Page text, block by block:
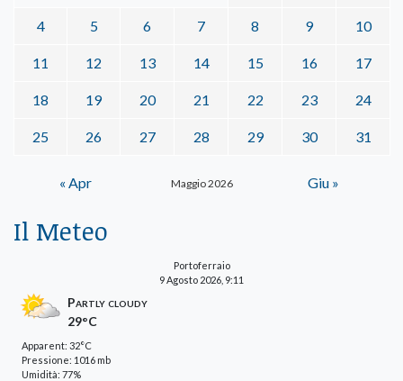
Maggio 2026
4 5 6 7 8 9 10
11 12 13 14 15 16 17
18 19 20 21 22 23 24
25 26 27 28 29 30 31
« Apr Giu »
Il Meteo
Portoferraio
9 Agosto 2026, 9:11
Partly cloudy
29°C
Apparent: 32°C
Pressione: 1016 mb
Umidità: 77%